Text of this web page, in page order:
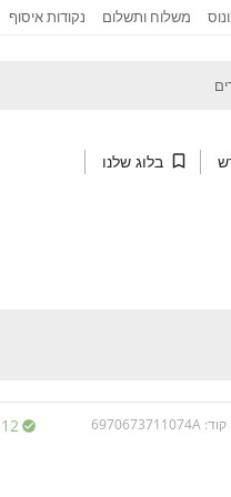
משלוח ותשלום נקודות איסוף
 בלוג שלנו
קוד: 6970673711074A 12 פריט(ים) 